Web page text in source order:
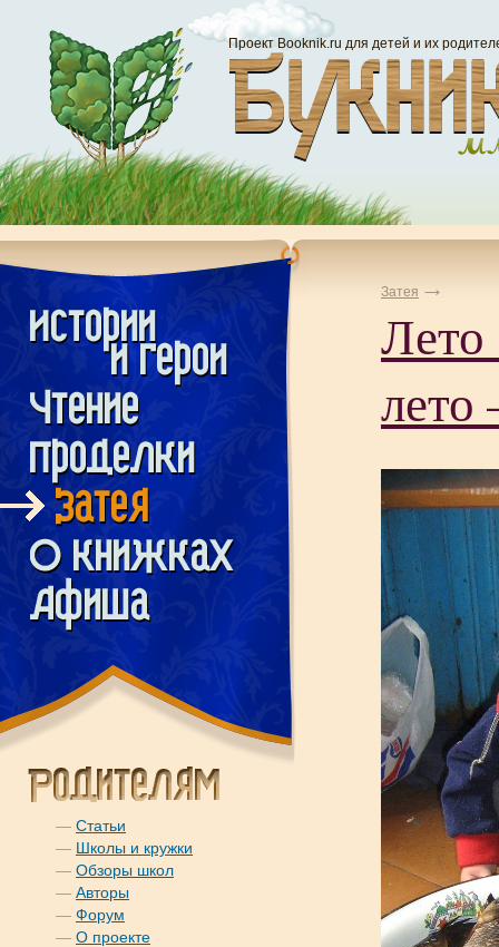
Проект Booknik.ru для детей и их
— Статьи
— Школы и кружки
— Обзоры школ
— Авторы
— Форум
— О проекте
Затея